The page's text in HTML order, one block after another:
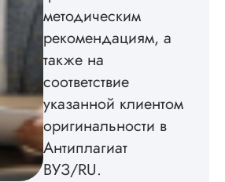
пришлось
мне. Услугой
не
методическим
рекомендациям, а
также на
соответствие
указанной клиентом
оригинальности в
Антиплагиат
ВУЗ/RU.